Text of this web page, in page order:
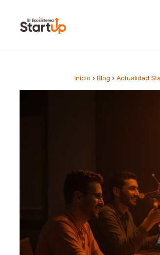
Inicio › Blog › Actualidad